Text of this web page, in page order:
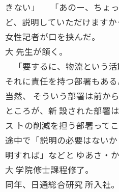
きない」 「あのー、ちょ
ど、説明していただけます
女性記者が口を挟んだ。
大 先生が頷く。
「要するに、物流という活
それに責任を持つ部署もある
当然、 そういう部署は前から
ところが、新 設された部署
ス トの削減を担う部署っ
途中で「説明の必要はない
明すれば」などと ゆあさ・
大 学院修士課程修了。
同年、日通総合研究 所入社。